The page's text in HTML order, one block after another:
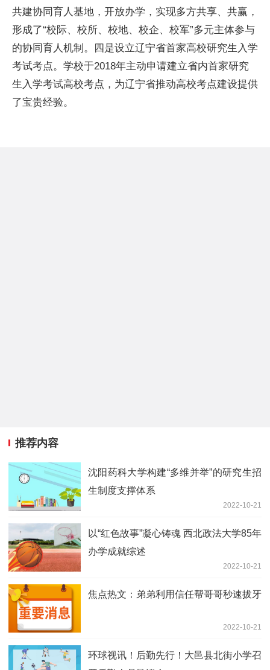
共建协同育人基地，开放办学，实现多方共享、共赢，
形成了“校际、校所、校地、校企、校军”多元主体参与
的协同育人机制。四是设立辽宁省首家高校研究生入学
考试考点。学校于2018年主动申请建立省内首家研究
生入学考试高校考点，为辽宁省推动高校考点建设提供
了宝贵经验。
推荐内容
沈阳药科大学构建“多维并举”的研究生招
生制度支撑体系
2022-10-21
以“红色故事”凝心铸魂 西北政法大学85年
办学成就综述
2022-10-21
焦点热文：弟弟利用信任帮哥哥秒速拔牙
2022-10-21
环球视讯！后勤先行！大邑县北街小学召